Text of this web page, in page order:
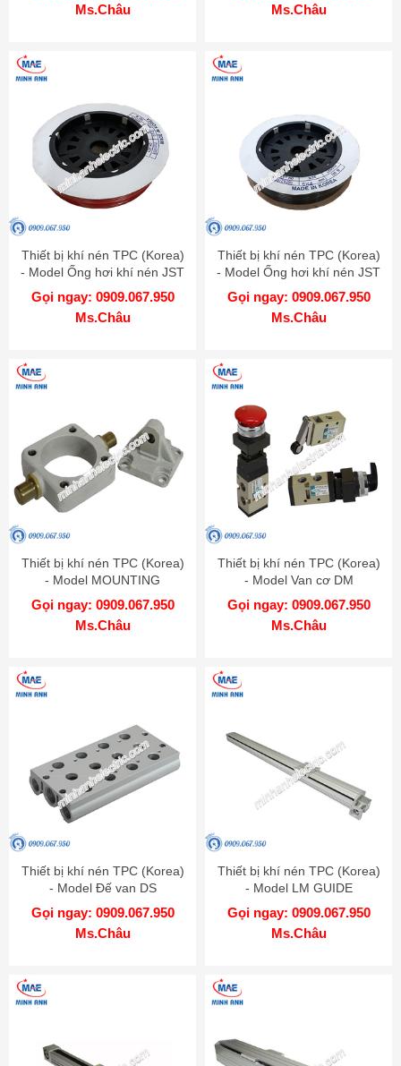
Ms.Châu
Ms.Châu
Thiết bị khí nén TPC (Korea)
- Model Ống hơi khí nén JST
0604 C 100
Gọi ngay: 0909.067.950
Ms.Châu
Thiết bị khí nén TPC (Korea)
- Model Ống hơi khí nén JST
0604 B 100
Gọi ngay: 0909.067.950
Ms.Châu
Thiết bị khí nén TPC (Korea)
- Model MOUNTING
CYLINDER AM
Gọi ngay: 0909.067.950
Ms.Châu
Thiết bị khí nén TPC (Korea)
- Model Van cơ DM
Gọi ngay: 0909.067.950
Ms.Châu
Thiết bị khí nén TPC (Korea)
- Model Đế van DS
Gọi ngay: 0909.067.950
Ms.Châu
Thiết bị khí nén TPC (Korea)
- Model LM GUIDE
ATTACHED BELT LRB
Gọi ngay: 0909.067.950
Ms.Châu